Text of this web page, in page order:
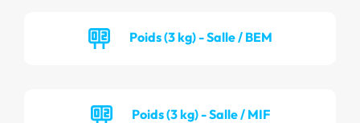
Poids (3 kg) - Salle / BEM
Poids (3 kg) - Salle / MIF